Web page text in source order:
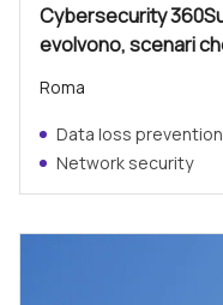
Cybersecurity
evolvono, scenari
Roma
Data loss prevention
Network security